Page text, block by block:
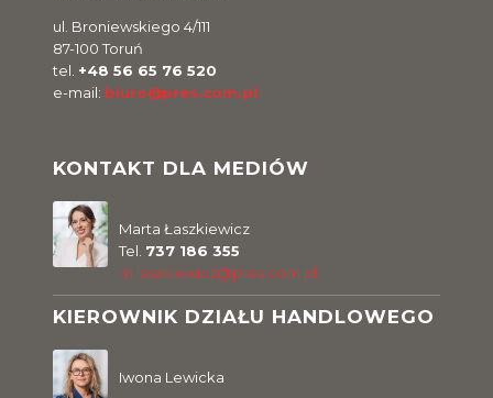
ul. Broniewskiego 4/111
87-100 Toruń
tel. +48 56 65 76 520
e-mail: biuro@pres.com.pl
KONTAKT DLA MEDIÓW
Marta Łaszkiewicz
Tel. 737 186 355
m.laszkiewicz@pres.com.pl
KIEROWNIK DZIAŁU HANDLOWEGO
Iwona Lewicka